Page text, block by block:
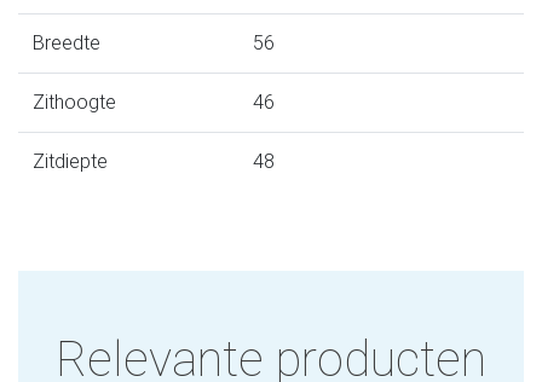
Breedte 56
Zithoogte 46
Zitdiepte 48
Relevante producten